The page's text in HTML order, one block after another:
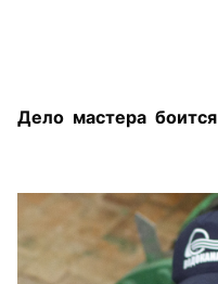
Дело мастера боится